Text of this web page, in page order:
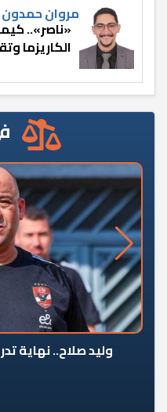
مروان حمدون
«ناصر»..
الكاريزما
وليد صلاح.. نهاية